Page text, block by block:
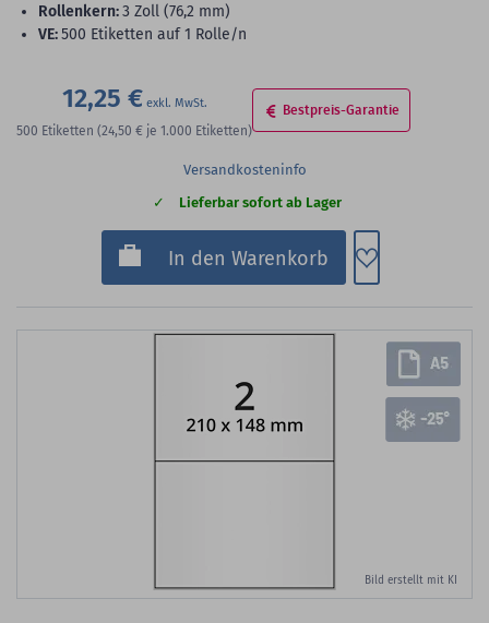
Rollenkern:3 Zoll (76,2 mm)
VE:500 Etiketten auf 1 Rolle/n
12,25 €
500 Etiketten (24,50 € je 1.000 Etiketten)
Bestpreis-Garantie
Versandkosteninfo
Lieferbar sofort ab Lager
In den Warenkorb Zum
Bild erstellt mit KI